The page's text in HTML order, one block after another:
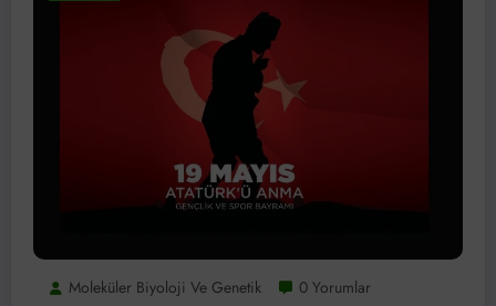
Moleküler Biyoloji Ve Genetik 0 Yorumlar